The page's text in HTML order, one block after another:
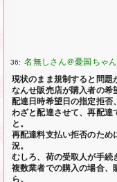
36:
現状のまま規制すると問題
なんせ販売店が購入者の希
配達日時希望日の指定拒否
わざと配達させて、再配達
と。
再配達料支払い拒否のため
況。
むしろ、荷の受取人が手続
複数業者での購入の場合、
ら。